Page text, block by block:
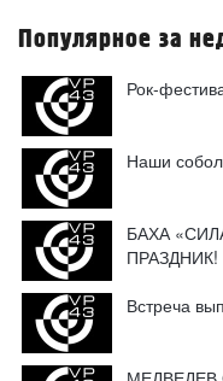
Популярное за
Рок-
Наши
БАХА
ПРАЗДНИК!
Встреча